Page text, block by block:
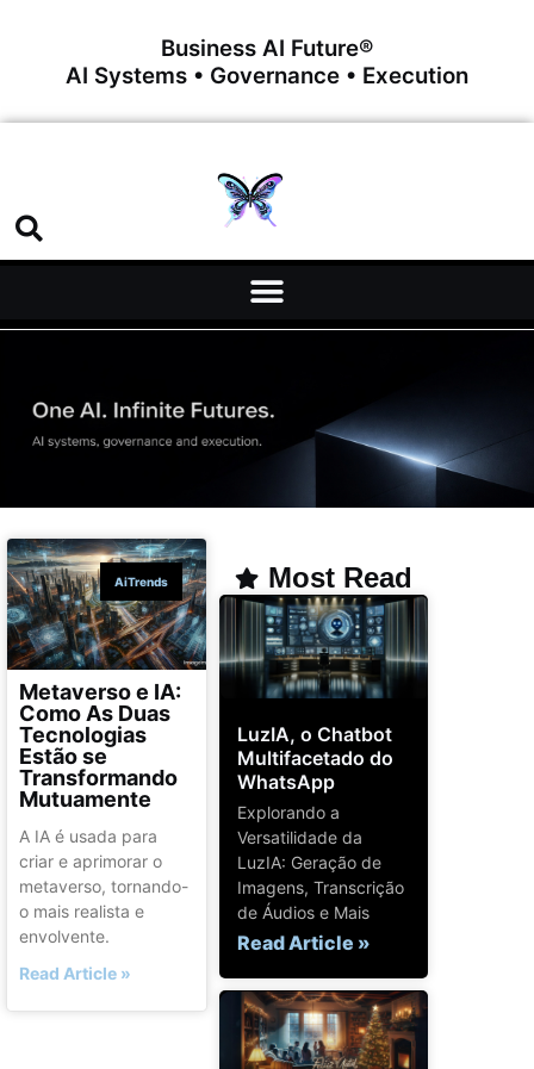
Business AI Future®
AI Systems • Governance • Execution
AiTrends
Metaverso e IA:
Como As Duas
Tecnologias
Estão se
Transformando
Mutuamente
A IA é usada para
criar e aprimorar o
metaverso, tornando-
o mais realista e
envolvente.
Read Article »
Most Read
LuzIA, o Chatbot
Multifacetado do
WhatsApp
Explorando a
Versatilidade da
LuzIA: Geração de
Imagens, Transcrição
de Áudios e Mais
Read Article »